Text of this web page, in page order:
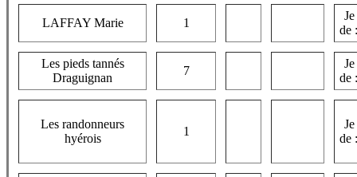
LAFFAY Marie 1
de
Les pieds tannés
Draguignan
7
de
Les randonneurs
hyérois
1
de